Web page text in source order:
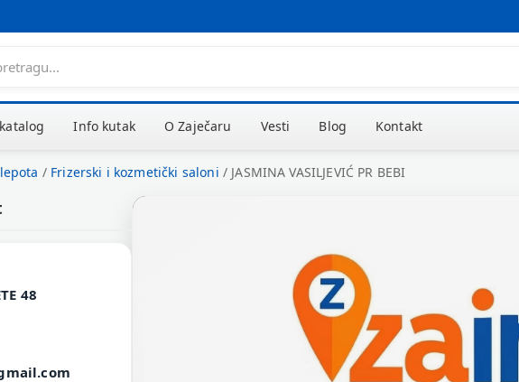
Info kutak O Zaječaru Vesti Blog Kontakt
/ Frizerski i kozmetički saloni / JASMINA VASILJEVIĆ PR BEBI
48